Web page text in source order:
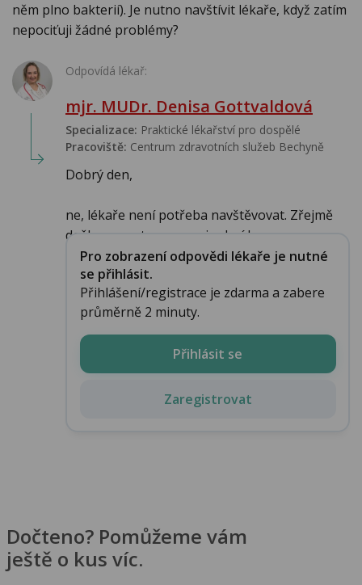
něm plno bakterií). Je nutno navštívit lékaře, když zatím
nepociťuji žádné problémy?
Odpovídá lékař:
mjr. MUDr. Denisa Gottvaldová
Specializace: Praktické lékařství pro dospělé
Pracoviště: Centrum zdravotních služeb Bechyně
Dobrý den,
ne, lékaře není potřeba navštěvovat. Zřejmě
došlo neopatrnou manipulací k ...
Pro zobrazení odpovědi lékaře je nutné
se přihlásit.
Přihlášení/registrace je zdarma a zabere
průměrně 2 minuty.
Přihlásit se
Zaregistrovat
Dočteno? Pomůžeme vám
ještě o kus víc.